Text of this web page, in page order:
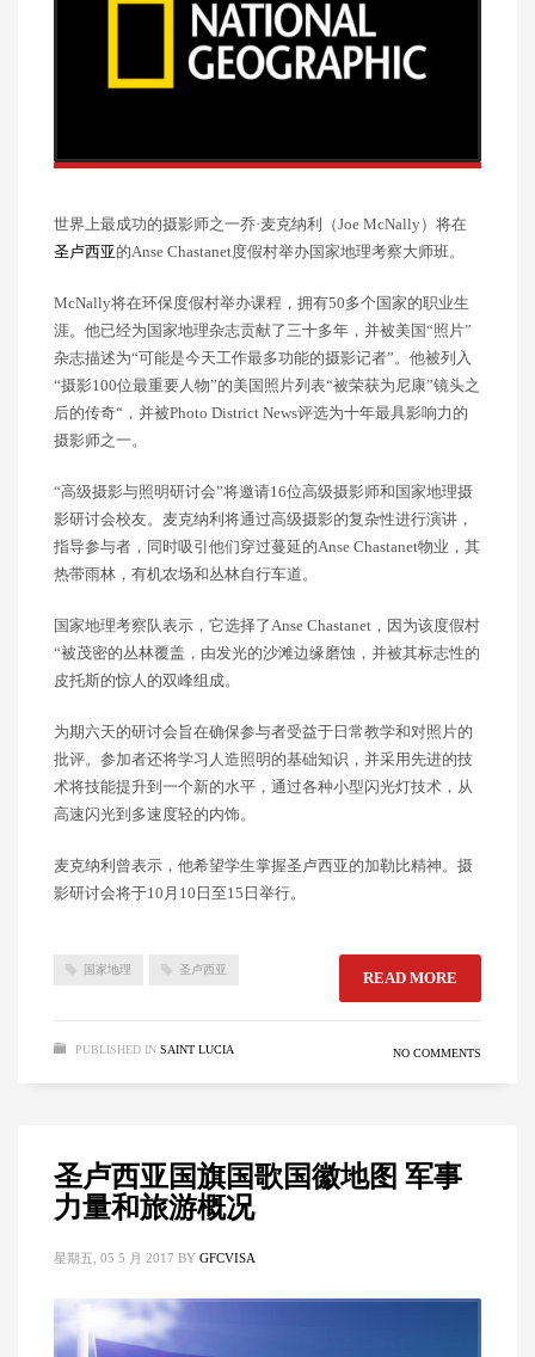
世界上最成功的摄影师之一乔·麦克纳利（Joe McNally）将在
圣卢西亚的Anse Chastanet度假村举办国家地理考察大师班。
McNally将在环保度假村举办课程，拥有50多个国家的职业生
涯。他已经为国家地理杂志贡献了三十多年，并被美国“照片”
杂志描述为“可能是今天工作最多功能的摄影记者”。他被列入
“摄影100位最重要人物”的美国照片列表“被荣获为尼康”镜头之
后的传奇“，并被Photo District News评选为十年最具影响力的
摄影师之一。
“高级摄影与照明研讨会”将邀请16位高级摄影师和国家地理摄
影研讨会校友。麦克纳利将通过高级摄影的复杂性进行演讲，
指导参与者，同时吸引他们穿过蔓延的Anse Chastanet物业，其
热带雨林，有机农场和丛林自行车道。
国家地理考察队表示，它选择了Anse Chastanet，因为该度假村
“被茂密的丛林覆盖，由发光的沙滩边缘磨蚀，并被其标志性的
皮托斯的惊人的双峰组成。
为期六天的研讨会旨在确保参与者受益于日常教学和对照片的
批评。参加者还将学习人造照明的基础知识，并采用先进的技
术将技能提升到一个新的水平，通过各种小型闪光灯技术，从
高速闪光到多速度轻的内饰。
麦克纳利曾表示，他希望学生掌握圣卢西亚的加勒比精神。摄
影研讨会将于10月10日至15日举行。
国家地理 圣卢西亚 READ MORE
PUBLISHED IN SAINT LUCIA NO COMMENTS
圣卢西亚国旗国歌国徽地图 军事
力量和旅游概况
星期五, 05 5 月 2017 BY GFCVISA